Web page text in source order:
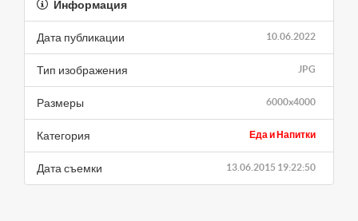
Информация
10.06.2022
Дата публикации
JPG
Тип изображения
6000x4000
Размеры
Еда и Напитки
Категория
13.06.2015 19:22:50
Дата съемки